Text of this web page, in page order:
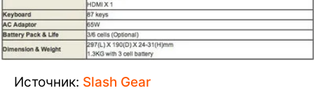
Источник: Slash Gear